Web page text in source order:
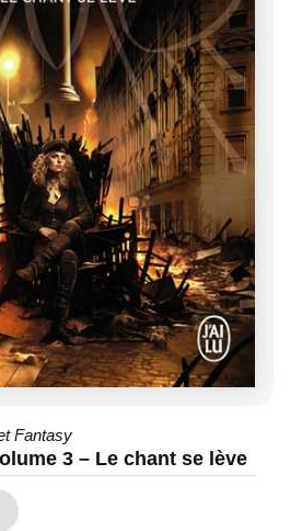
Fantasy
3 – Le chant se lève